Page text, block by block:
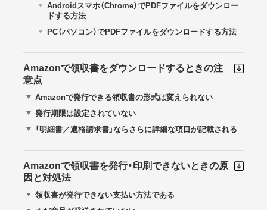
Androidスマホ（Chrome）でPDFファイルをダウンロー
ドする方法
PC（パソコン）でPDFファイルをダウンロードする方法
Amazonで領収書をダウンロードするときの注
意点
Amazonで発行できる領収書の形式は変えられない
発行期限は設定されていない
「明細書／適格請求書」ならさらに詳細な項目が記載される
Amazonで領収書を発行・印刷できないときの原
因と対処法
領収書が発行できない支払い方法である